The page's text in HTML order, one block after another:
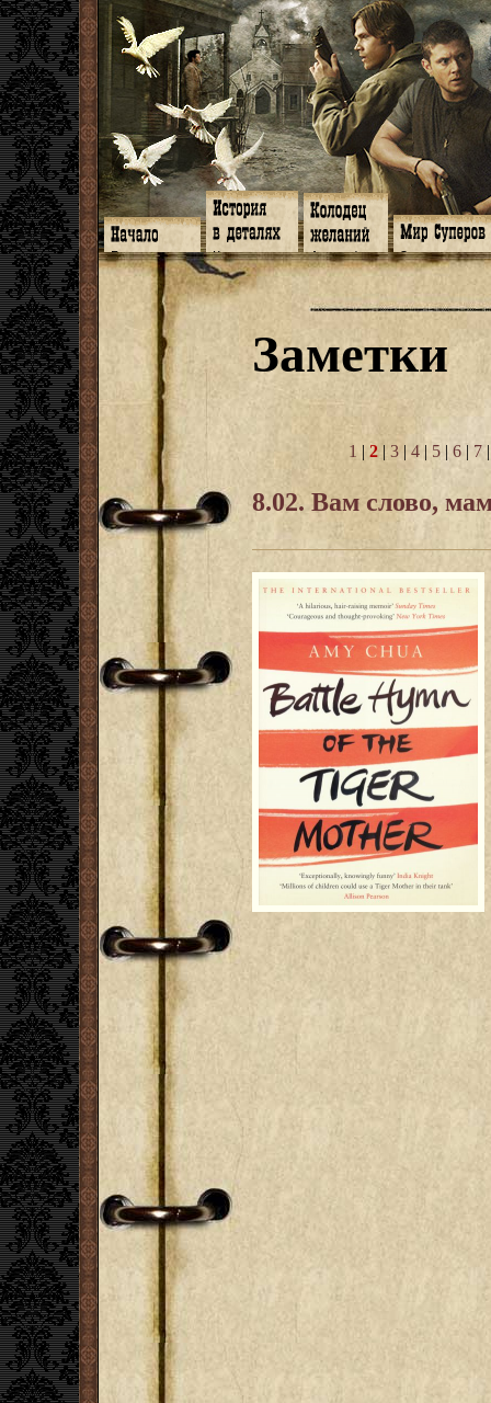
Главная
Программа
Форум
Facebook
Гостевая
Книги
Галереи
Музыка
Видео
Субтитры
Заметки
Мысли
Откровение
Арт-кафе
Игромания
Фанфики
Фанарт
Анекдоты
Передоз
Страшилки
Знакомство
Обитатели
Семейное
Дневник
СИЗО
Суперы от и
Заметки
1 | 2 | 3 | 4 | 5 | 6 | 7
8.02. Вам слово,